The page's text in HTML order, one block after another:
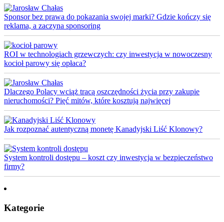
Sponsor bez prawa do pokazania swojej marki? Gdzie kończy się
reklama, a zaczyna sponsoring
ROI w technologiach grzewczych: czy inwestycja w nowoczesny
kocioł parowy się opłaca?
Dlaczego Polacy wciąż tracą oszczędności życia przy zakupie
nieruchomości? Pięć mitów, które kosztują najwięcej
Jak rozpoznać autentyczną monetę Kanadyjski Liść Klonowy?
System kontroli dostępu – koszt czy inwestycja w bezpieczeństwo
firmy?
Kategorie